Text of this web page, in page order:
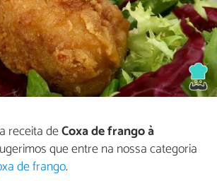
receita deCoxa de frango à
que entre na nossa categoria
de frango.